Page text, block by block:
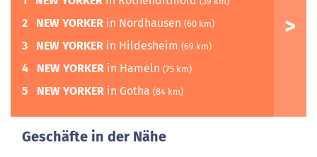
2 NEW YORKER in Nordhausen (60 km)
3 NEW YORKER in Hildesheim (69 km)
4 NEW YORKER in Hameln (75 km)
5 NEW YORKER in Gotha (84 km)
Geschäfte in der Nähe